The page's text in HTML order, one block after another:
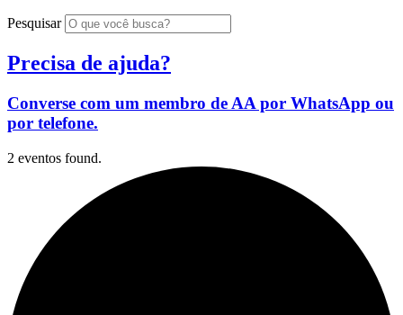
Pesquisar
Precisa de ajuda?
Converse com um membro de AA por WhatsApp ou
por telefone.
2 eventos found.